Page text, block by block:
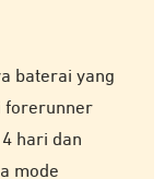
baterai yang
forerunner
hari dan
mode